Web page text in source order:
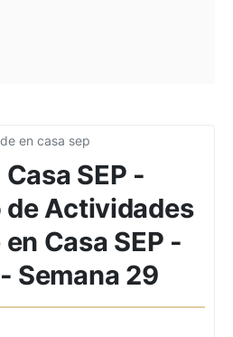
en casa sep
SEP -
Actividades
Casa SEP -
Semana 29